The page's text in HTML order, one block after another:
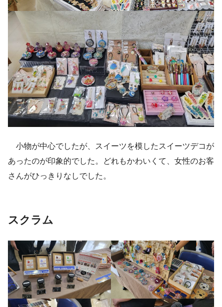
小物が中心でしたが、スイーツを模したスイーツデコが
あったのが印象的でした。どれもかわいくて、女性のお客
さんがひっきりなしでした。
スクラム